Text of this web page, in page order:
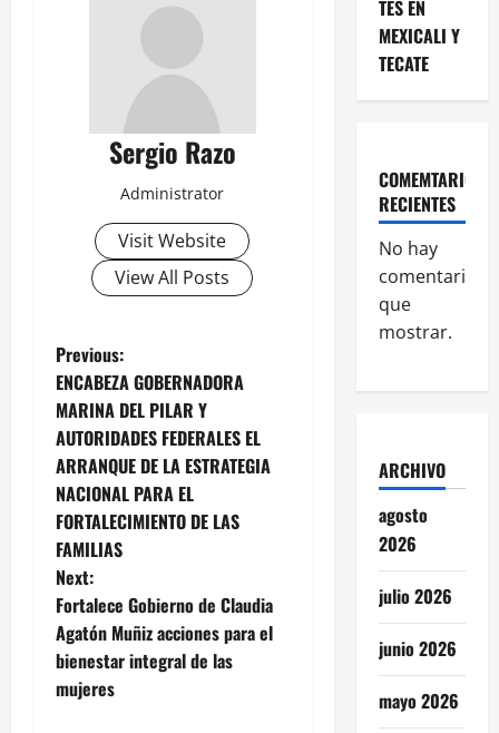
Sergio Razo
Administrator
Visit Website
View All Posts
P
o
s
t
n
a
v
i
Previous:
ENCABEZA GOBERNADORA
MARINA DEL PILAR Y
AUTORIDADES FEDERALES EL
ARRANQUE DE LA ESTRATEGIA
NACIONAL PARA EL
FORTALECIMIENTO DE LAS
FAMILIAS
Next:
Fortalece Gobierno de Claudia
Agatón Muñiz acciones para el
bienestar integral de las
mujeres
TES EN
MEXICALI Y
TECATE
COMEMTARIOS
RECIENTES
No hay
comentarios
que
mostrar.
ARCHIVO
agosto
2026
julio 2026
junio 2026
mayo 2026